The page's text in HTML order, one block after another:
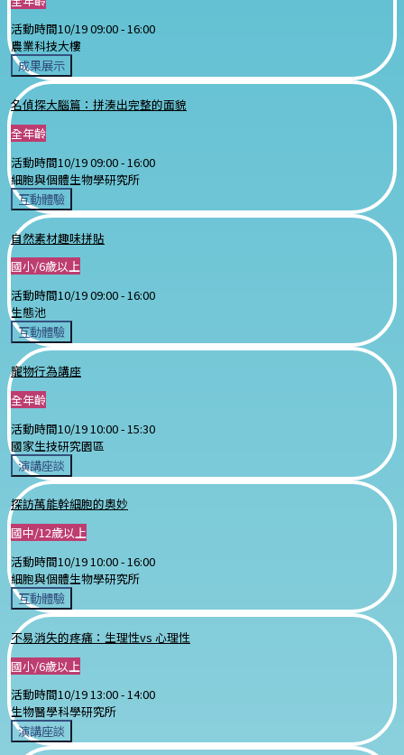
活動時間10/19 09:00 -16:00
農業科技大樓
成果展示
名偵探大腦篇：拼湊出完整的面貌
全年齡
活動時間10/19 09:00 -16:00
細胞與個體生物學研究所
互動體驗
自然素材趣味拼貼
國小/6歲以上
活動時間10/19 09:00 -16:00
生態池
互動體驗
寵物行為講座
全年齡
活動時間10/19 10:00 - 15:30
國家生技研究園區
演講座談
探訪萬能幹細胞的奧妙
國中/12歲以上
活動時間10/19 10:00 -16:00
細胞與個體生物學研究所
互動體驗
不易消失的疼痛：生理性vs 心理性
國小/6歲以上
活動時間10/19 13:00 -14:00
生物醫學科學研究所
演講座談